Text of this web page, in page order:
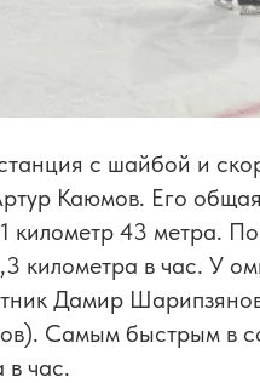
с шайбой и
Каюмов. Его
километр 43 метра.
километра в час. У
Дамир
Самым быстрым в
в час.